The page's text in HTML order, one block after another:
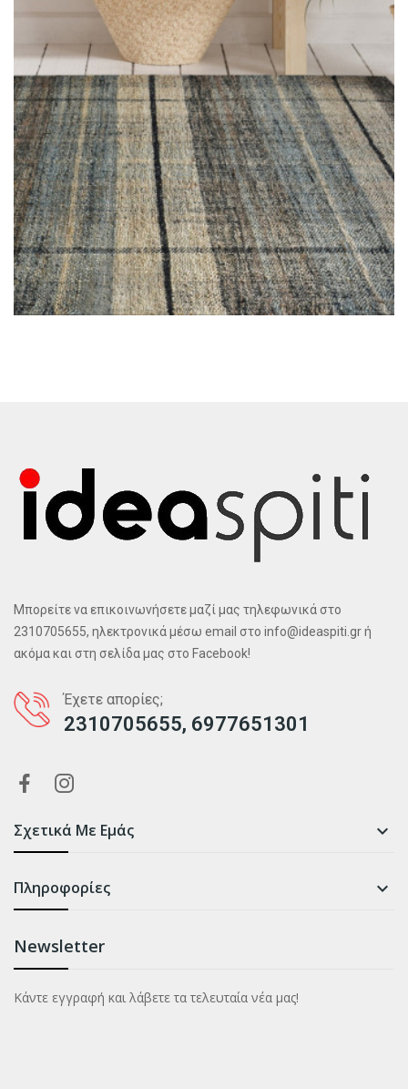
Μπορείτε να επικοινωνήσετε μαζί μας τηλεφωνικά στο
2310705655, ηλεκτρονικά μέσω email στο info@ideaspiti.gr ή
ακόμα και στη σελίδα μας στο Facebook!
Έχετε απορίες;
2310705655, 6977651301
Σχετικά Με Εμάς 
Πληροφορίες 
Newsletter
Κάντε εγγραφή και λάβετε τα τελευταία νέα μας!